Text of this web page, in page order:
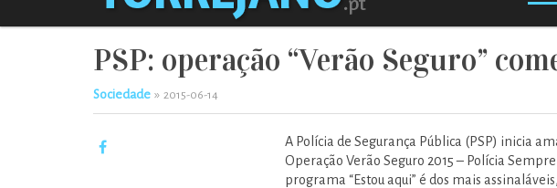
PSP: operação “Verão Seguro”
Sociedade » 2015-06-14
A Polícia de Segurança Pública (PSP) inicia
Operação Verão Seguro 2015 – Polícia
programa “Estou aqui” é dos mais